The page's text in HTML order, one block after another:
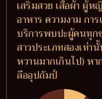
เสริมสวย เสื้อผ้า ผู้ห
อาหาร ความงาม กา
บริการพบปะผู้คนทุ
สาวประเภทสองเท่า
หวานมากเกินไป) ห
ลืออุปถัมป์